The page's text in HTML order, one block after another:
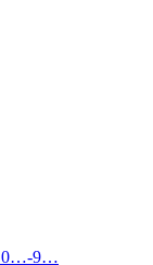
0…-9…